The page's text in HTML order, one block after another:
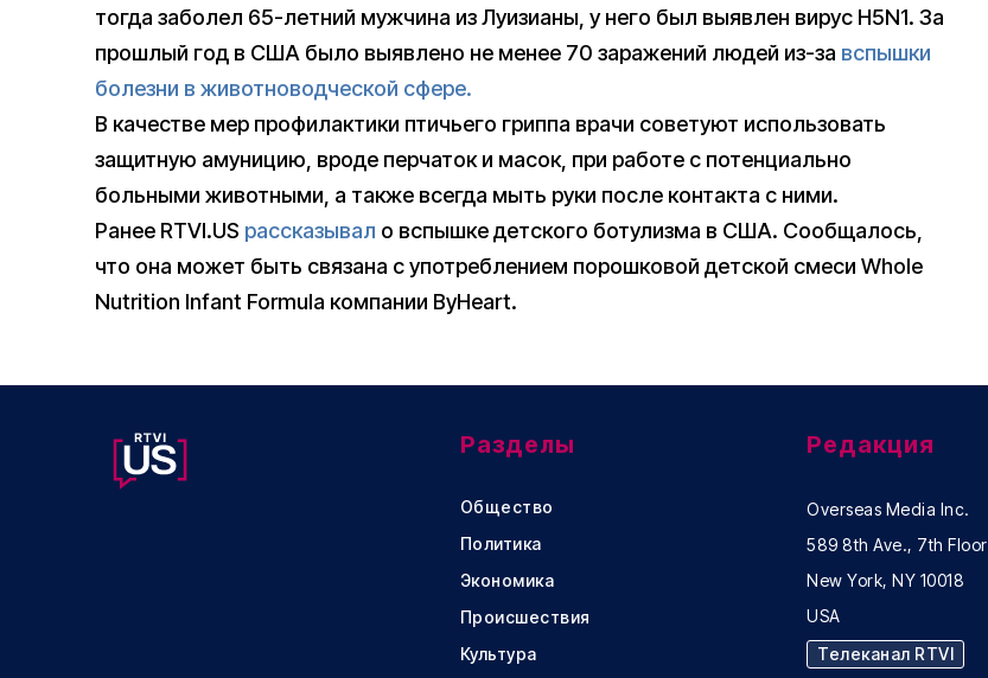
тогда заболел 65-летний мужчина из Луизианы, у него был выявлен вирус H5N1. За
прошлый год в США было выявлено не менее 70 заражений людей из-за вспышки
болезни в животноводческой сфере.
В качестве мер профилактики птичьего гриппа врачи советуют использовать
защитную амуницию, вроде перчаток и масок, при работе с потенциально
больными животными, а также всегда мыть руки после контакта с ними.
Ранее RTVI.US рассказывал о вспышке детского ботулизма в США. Сообщалось,
что она может быть связана с употреблением порошковой детской смеси Whole
Nutrition Infant Formula компании ByHeart.
Разделы
Общество
Политика
Экономика
Происшествия
Культура
Редакция
Overseas Media Inc.
589 8th Ave., 7th Floor
New York, NY 10018
USA
Телеканал RTVI